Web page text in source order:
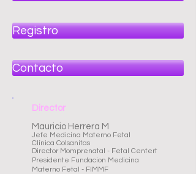
Registro
Contacto
Director
Mauricio Herrera M
Jefe Medicina Materno Fetal
Clínica Colsanitas
Director Momprenatal - Fetal Centert
Presidente Fundacion Medicina
Materno Fetal - FIMMF